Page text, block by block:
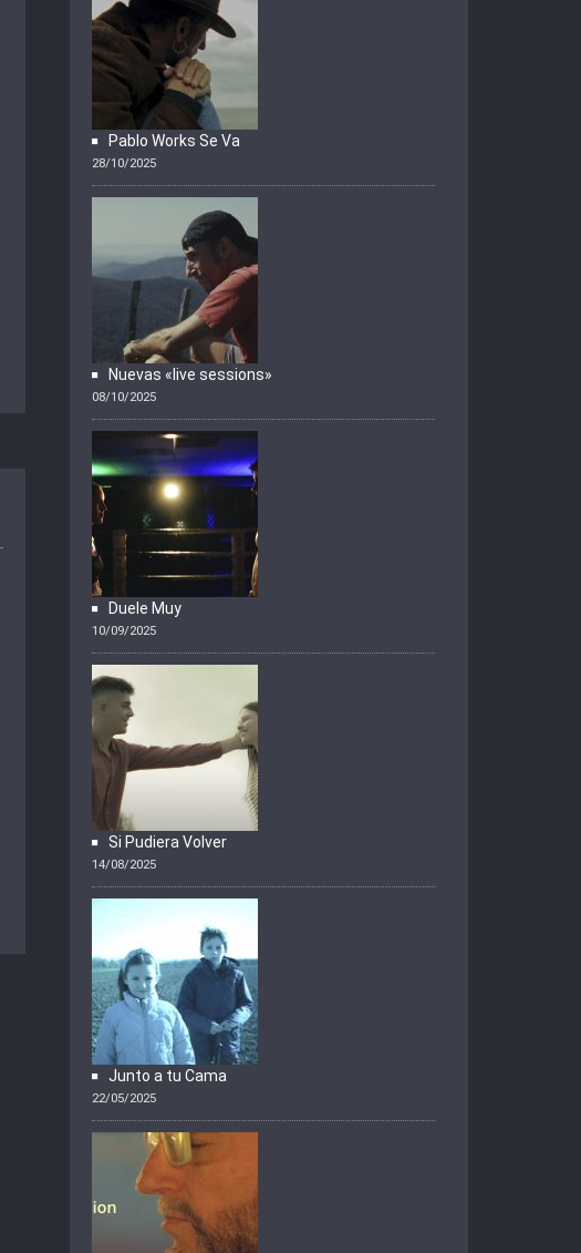
Pablo Works Se Va
28/10/2025
Nuevas «live sessions»
08/10/2025
Duele Muy
10/09/2025
Si Pudiera Volver
14/08/2025
Junto a tu Cama
22/05/2025